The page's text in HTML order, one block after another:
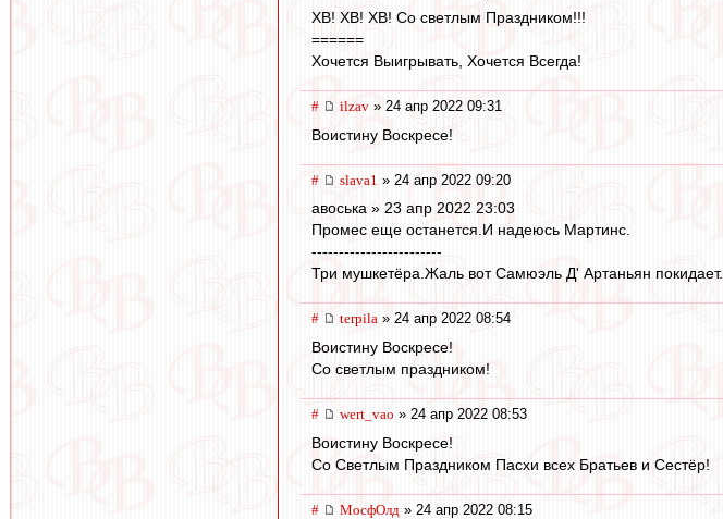
ХВ! ХВ! ХВ! Со светлым Праздником!!!
======
Хочется Выигрывать, Хочется Всегда!
# ilzav » 24 апр 2022 09:31
Воистину Воскресе!
# slava1 » 24 апр 2022 09:20
авоська » 23 апр 2022 23:03
Промес еще останется.И надеюсь Мартинс.
------------------------
Три мушкетёра.Жаль вот Самюэль Д' Артаньян покидает.
# terpila » 24 апр 2022 08:54
Воистину Воскресе!
Со светлым праздником!
# wert_vao » 24 апр 2022 08:53
Воистину Воскресе!
Со Светлым Праздником Пасхи всех Братьев и Сестёр!
# МосфОлд » 24 апр 2022 08:15